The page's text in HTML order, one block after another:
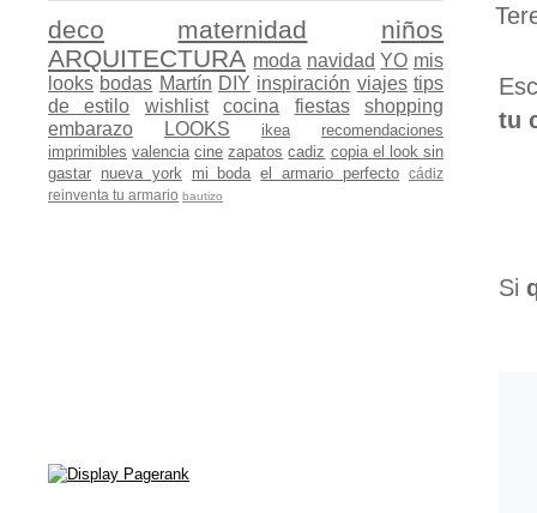
tu
Si
deco maternidad
niños
ARQUITECTURA moda navidad YO mis
looks bodas Martín DIY inspiración viajes tips
de estilo
wishlist cocina fiestas
shopping
embarazo
LOOKS ikea
recomendaciones
imprimibles valencia cine zapatos cadiz copia el look sin
gastar nueva york mi boda el armario perfecto
cádiz
reinventa tu armario bautizo